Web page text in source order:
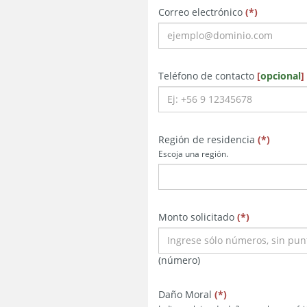
Correo electrónico(obligatorio
*obligatorio
)obligatorio
Teléfono de contacto [obligatorio
opcional]
Región de residencia(obligatorio
*)
Escoja una región.
Monto solicitado(obligatorio
*obligatorio
)obligatorio
(número)
Daño Moral(obligatorio
*obligatorio
)obligatorio